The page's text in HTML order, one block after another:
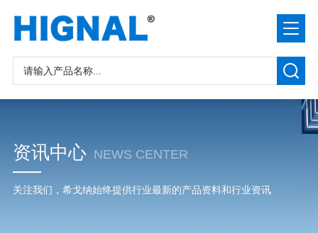
资讯中心 NEWS CENTER
关注我们，希戈纳始终提供行业最新的产品资料和行业资讯